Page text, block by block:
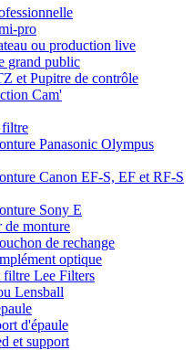
pro
ou production live
grand public
et Pupitre de contrôle
Cam'
Panasonic Olympus
Canon EF-S, EF et RF-S
Sony E
de monture
de rechange
optique
filtre Lee Filters
Lensball
d'épaule
et support